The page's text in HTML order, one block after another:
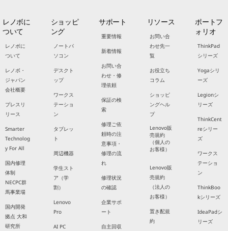
レノボに
ついて
レノボに
ついて
レノボ・
ジャパン
会社概要
プレスリ
リース
Smarter
Technolog
y For All
国内修理
体制
NECPC群
馬事業場
国内開発
拠点 大和
研究所
ショッピ
ング
ノートパ
ソコン
デスクト
ップ
ワークス
テーショ
ン
タブレッ
ト
周辺機器
学生スト
ア（学
割）
Lenovo
Pro
AI PC
サポート
重要情報
新着情報
お問い合
わせ・修
理依頼
保証の検
索
修理ご依
頼時の注
意事項・
修理の流
れ
修理状況
の確認
企業サポ
ート
自主回収
リソース
お問い合
わせ先一
覧
お役立ち
コラム
ショッピ
ングヘル
プ
Lenovo販
売規約
（個人の
お客様）
Lenovo販
売規約
（法人の
お客様）
置き配規
約
ポートフ
ォリオ
ThinkPad
シリーズ
Yogaシリ
ーズ
Legionシ
リーズ
ThinkCent
reシリー
ズ
ワークス
テーショ
ン
ThinkBoo
kシリーズ
IdeaPadシ
リーズ